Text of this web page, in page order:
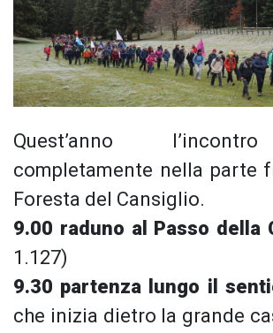
Quest’anno
completamente nella parte
Foresta del Cansiglio.
9.00 raduno al Passo della
1.127)
9.30 partenza lungo il
che inizia dietro la grande